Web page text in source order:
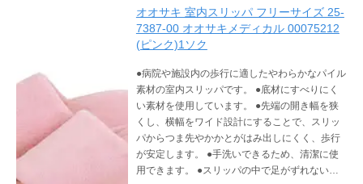
オオサキ 室内スリッパ フリーサイズ 25-
7387-00 オオサキメディカル 00075212
(ピンク)1ソク
●病院や施設内の歩行に適したやわらかなパイル
素材の室内スリッパです。 ●底材にすべりにく
い素材を使用しています。 ●先端の開き幅を狭
くし、横幅をワイド設計にすることで、スリッ
パからつま先やかかとがはみ出しにくく、歩行
が安定します。 ●手洗いできるため、清潔に使
用できます。 ●スリッパの中で足がずれないよ